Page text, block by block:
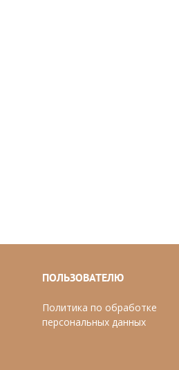
ПОЛЬЗОВАТЕЛЮ
Политика по обработке
персональных данных